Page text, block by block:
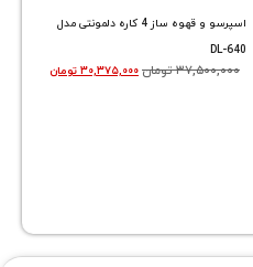
اسپرسو و قهوه ساز 4 کاره دلمونتی مدل
تومان ۳۰,۳۷۵,۰۰۰ تومان